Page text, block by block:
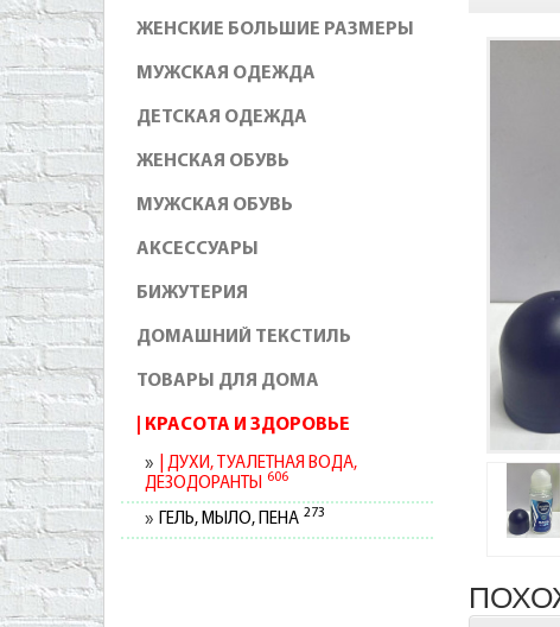
ЖЕНСКИЕ БОЛЬШИЕ РАЗМЕРЫ
МУЖСКАЯ ОДЕЖДА
ДЕТСКАЯ ОДЕЖДА
ЖЕНСКАЯ ОБУВЬ
МУЖСКАЯ ОБУВЬ
АКСЕССУАРЫ
БИЖУТЕРИЯ
ДОМАШНИЙ ТЕКСТИЛЬ
ТОВАРЫ ДЛЯ ДОМА
КРАСОТА И ЗДОРОВЬЕ
ДУХИ, ТУАЛЕТНАЯ ВОДА,
ДЕЗОДОРАНТЫ 606
ГЕЛЬ, МЫЛО, ПЕНА 273